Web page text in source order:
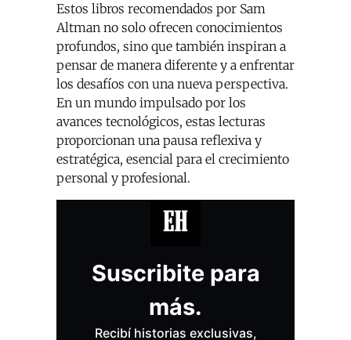
Estos libros recomendados por Sam
Altman no solo ofrecen conocimientos
profundos, sino que también inspiran a
pensar de manera diferente y a enfrentar
los desafíos con una nueva perspectiva.
En un mundo impulsado por los
avances tecnológicos, estas lecturas
proporcionan una pausa reflexiva y
estratégica, esencial para el crecimiento
personal y profesional.